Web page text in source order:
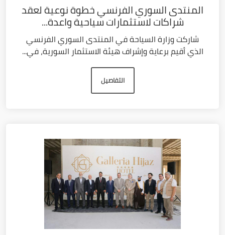
المنتدى السوري الفرنسي خطوة نوعية لعقد
شراكات لاستثمارات سياحية واعدة...
شاركت وزارة السياحة في المنتدى السوري الفرنسي
الذي أقيم برعاية وإشراف هيئة الاستثمار السورية، في...
التفاصيل